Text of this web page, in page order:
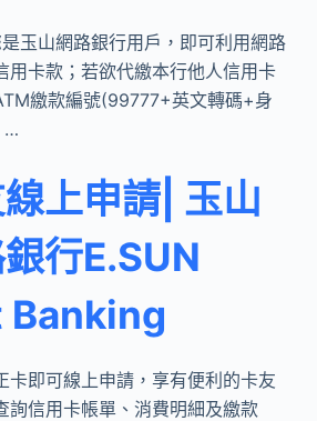
玉山網路銀行用戶，即可利用網路
用卡款；若欲代繳本行他人信用卡
繳款編號(99777+英文轉碼+身
…
上申請| 玉山
行E.SUN
卡即可線上申請，享有便利的卡友
詢信用卡帳單、消費明細及繳款